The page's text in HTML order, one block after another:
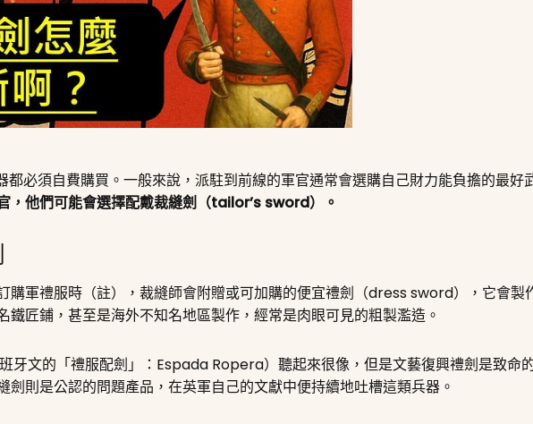
都必須自費購買。一般來說，派駐到前線的軍官通常會選購自己財力能負擔的最好
，他們可能會選擇配戴裁縫劍（tailor’s sword）。
購軍禮服時（註），裁縫師會附贈或可加購的便宜禮劍（dress sword），它會製
匠鋪，甚至是海外不知名地區製作，經常是肉眼可見的粗製濫造。
牙文的「禮服配劍」： Espada Ropera）聽起來很像，但是文藝復興禮劍是致命
則是公認的問題產品，在英軍自己的文獻中便持續地吐槽這類兵器。